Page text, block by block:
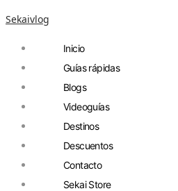
Sekaivlog
Inicio
Guías rápidas
Blogs
Videoguías
Destinos
Descuentos
Contacto
Sekai Store